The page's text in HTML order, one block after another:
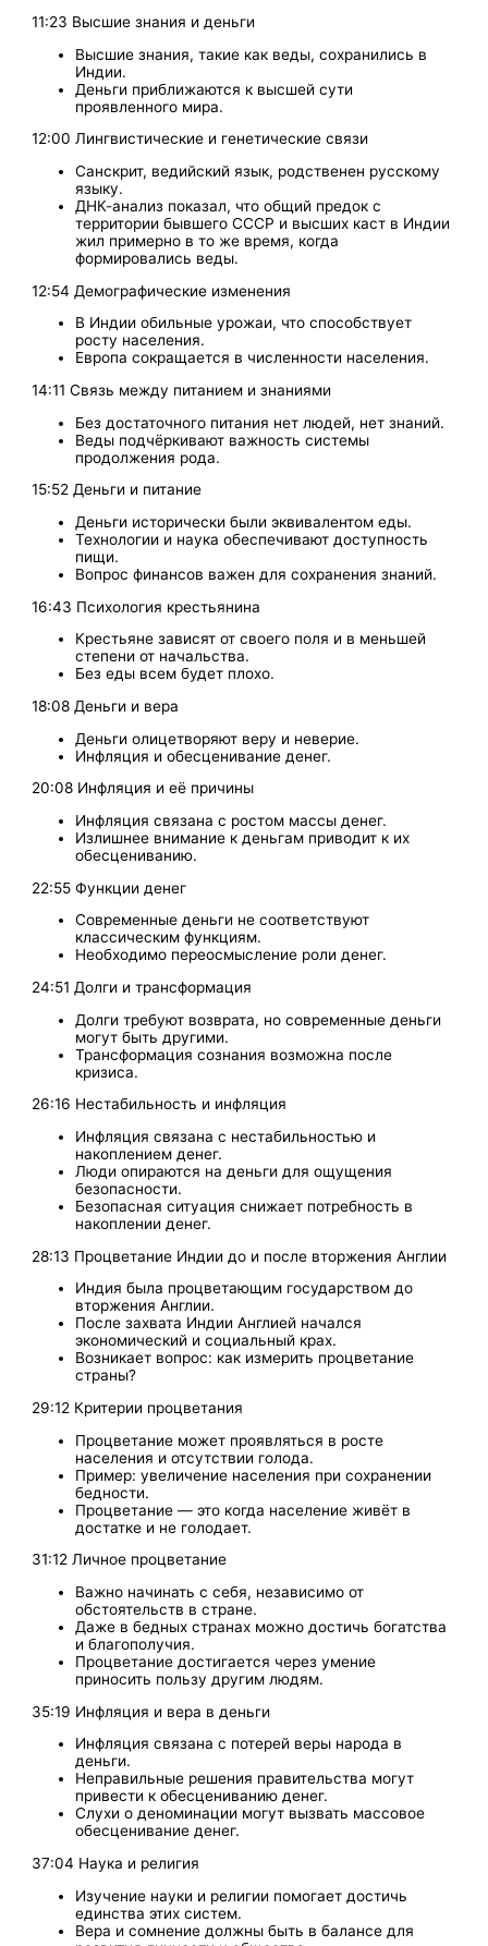
11:23 Высшие знания и деньги
Высшие знания, такие как веды, сохранились в
Индии.
Деньги приближаются к высшей сути
проявленного мира.
12:00 Лингвистические и генетические связи
Санскрит, ведийский язык, родственен русскому
языку.
ДНК-анализ показал, что общий предок с
территории бывшего СССР и высших каст в Индии
жил примерно в то же время, когда
формировались веды.
12:54 Демографические изменения
В Индии обильные урожаи, что способствует
росту населения.
Европа сокращается в численности населения.
14:11 Связь между питанием и знаниями
Без достаточного питания нет людей, нет знаний.
Веды подчёркивают важность системы
продолжения рода.
15:52 Деньги и питание
Деньги исторически были эквивалентом еды.
Технологии и наука обеспечивают доступность
пищи.
Вопрос финансов важен для сохранения знаний.
16:43 Психология крестьянина
Крестьяне зависят от своего поля и в меньшей
степени от начальства.
Без еды всем будет плохо.
18:08 Деньги и вера
Деньги олицетворяют веру и неверие.
Инфляция и обесценивание денег.
20:08 Инфляция и её причины
Инфляция связана с ростом массы денег.
Излишнее внимание к деньгам приводит к их
обесцениванию.
22:55 Функции денег
Современные деньги не соответствуют
классическим функциям.
Необходимо переосмысление роли денег.
24:51 Долги и трансформация
Долги требуют возврата, но современные деньги
могут быть другими.
Трансформация сознания возможна после
кризиса.
26:16 Нестабильность и инфляция
Инфляция связана с нестабильностью и
накоплением денег.
Люди опираются на деньги для ощущения
безопасности.
Безопасная ситуация снижает потребность в
накоплении денег.
28:13 Процветание Индии до и после вторжения Англии
Индия была процветающим государством до
вторжения Англии.
После захвата Индии Англией начался
экономический и социальный крах.
Возникает вопрос: как измерить процветание
страны?
29:12 Критерии процветания
Процветание может проявляться в росте
населения и отсутствии голода.
Пример: увеличение населения при сохранении
бедности.
Процветание — это когда население живёт в
достатке и не голодает.
31:12 Личное процветание
Важно начинать с себя, независимо от
обстоятельств в стране.
Даже в бедных странах можно достичь богатства
и благополучия.
Процветание достигается через умение
приносить пользу другим людям.
35:19 Инфляция и вера в деньги
Инфляция связана с потерей веры народа в
деньги.
Неправильные решения правительства могут
привести к обесцениванию денег.
Слухи о деноминации могут вызвать массовое
обесценивание денег.
37:04 Наука и религия
Изучение науки и религии помогает достичь
единства этих систем.
Вера и сомнение должны быть в балансе для